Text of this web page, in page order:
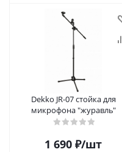
Dekko JR-07 стойка для
микрофона "журавль"
1 690 ₽/шт